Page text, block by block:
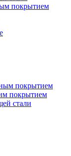
покрытием
покрытием
покрытием
стали